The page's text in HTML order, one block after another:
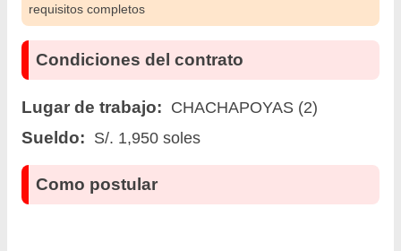
requisitos completos
Condiciones del contrato
Lugar de trabajo: CHACHAPOYAS (2)
Sueldo: S/. 1,950 soles
Como postular